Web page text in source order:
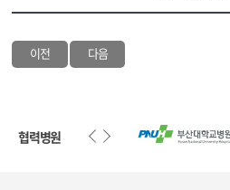
이전 다음
협력병원